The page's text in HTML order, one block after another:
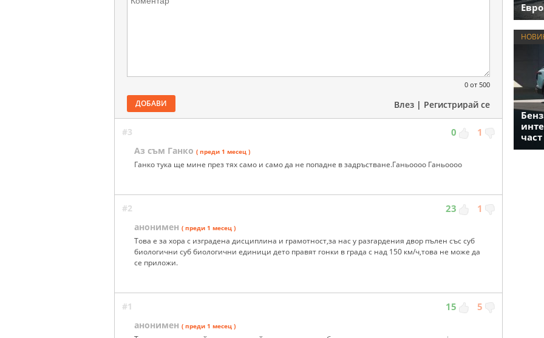
0 от 500
ДОБАВИ Влез | Регистрирай се
#3 0 1
Аз съм Ганко ( преди 1 месец )
Ганко тука ще мине през тях само и само да не попадне в задръстване.Ганьоооо Ганьоооо
#2 23 1
анонимен ( преди 1 месец )
Това е за хора с изградена дисциплина и грамотност,за нас у разгардения двор пълен със суб
биологични суб биологични единици дето правят гонки в града с над 150 км/ч,това не може да
се приложи.
#1 15 5
анонимен ( преди 1 месец )
част